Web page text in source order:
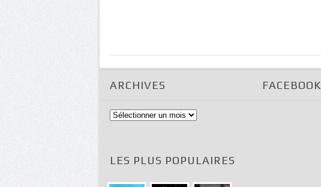
ARCHIVES
Archives
LES PLUS POPULAIRES
FACEBOOK